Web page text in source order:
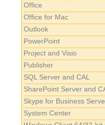
Office
Office for Mac
Outlook
PowerPoint
Project and Visio
Publisher
SQL Server and CAL
SharePoint Server and
Skype for Business
System Center